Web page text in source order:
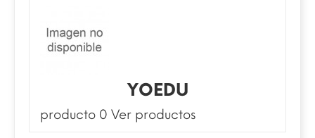
YOEDU
producto 0 Ver productos